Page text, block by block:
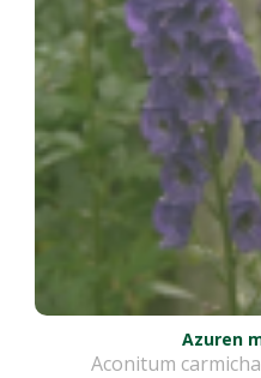
Azuren
Aconitum